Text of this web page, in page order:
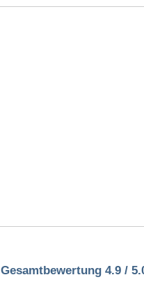
Gesamtbewertung 4.9 /